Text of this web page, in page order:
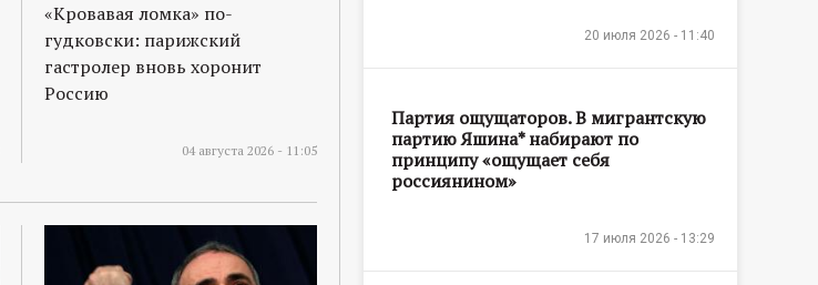
«Кровавая ломка» по-
гудковски: парижский
гастролер вновь хоронит
Россию
04 августа 2026 - 11:05
20 июля 2026 - 11:40
Партия ощущаторов. В мигрантскую
партию Яшина* набирают по
принципу «ощущает себя
россиянином»
17 июля 2026 - 13:29